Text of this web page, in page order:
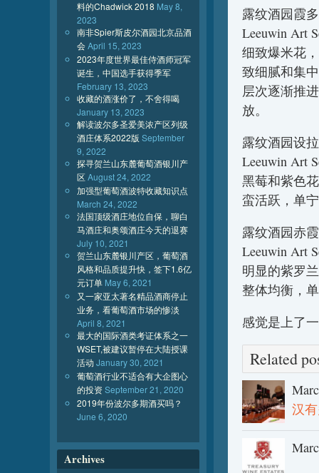
露纹酒园霞
Leeuwin Art
细致爆米花
致细腻和集
层次逐渐推
放。
露纹酒园设
Leeuwin Art
黑莓和紫色
蛮活跃，单
露纹酒园赤
Leeuwin Art
明显的紫罗
整体均衡，
感觉是上了
Related
汉
料的Chadwick 2018 May 8,
2023
南非Spier斯皮尔酒园北京品酒
会April 15, 2023
2023年度世界最佳侍酒师冠军
诞生，中国选手获得季军
February 13, 2023
收藏的酒涨价了，不舍得喝
January 13, 2023
解读波尔多圣爱美浓产区列级
酒庄体系2022版 September
9, 2022
探寻贺兰山东麓葡萄酒银川产
区August 24, 2022
加强型葡萄酒波特收藏知识点
March 24, 2022
法国顶级酒庄地位自保，聊白
马酒庄和奥颂酒庄今天的退赛
July 10, 2021
贺兰山东麓银川产区，葡萄酒
风格和品质提升快，签下1.6亿
元订单 May 6, 2021
又一家亚太著名精品酒商停止
业务，看葡萄酒市场的惨淡
April 8, 2021
最大的国际酒类考证体系之一
WSET,被建议暂停在大陆授课
活动 January 30, 2021
葡萄酒行业不适合有大企图心
的投资September 21, 2020
2019年份波尔多期酒买吗？
June 6, 2020
Archives